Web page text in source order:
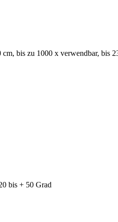
bis zu 1000 x verwendbar, bis
bis + 50 Grad